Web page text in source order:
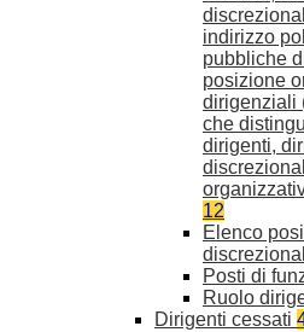
indirizzo
pubbliche
posizione
dirigenziali
che
dirigenti,
12
Elenco
Posti di
Ruolo
Dirigenti cessati